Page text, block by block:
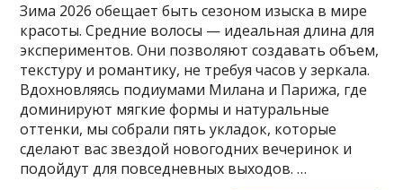
Зима 2026 обещает быть сезоном изыска в мире
красоты. Cредние волосы — идеальная длина для
экспериментов. Они позволяют создавать объем,
текстуру и романтику, не требуя часов у зеркала.
Вдохновляясь подиумами Милана и Парижа, где
доминируют мягкие формы и натуральные
оттенки, мы собрали пять укладок, которые
сделают вас звездой новогодних вечеринок и
подойдут для повседневных выходов. …